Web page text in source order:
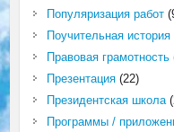
Популяризация работ
Поучительная история
Правовая грамотность
Презентация(22)
Президентская школа
Программы /